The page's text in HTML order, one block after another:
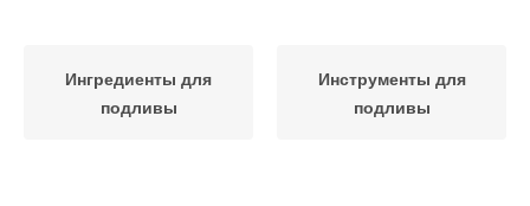
Ингредиенты для
подливы
Инструменты для
подливы